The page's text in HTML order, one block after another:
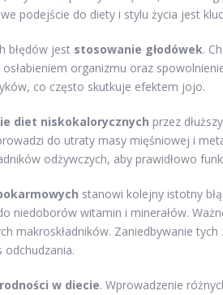
podejście do diety i stylu życia jest
błędów jest stosowanie głodówek.
organizmu oraz
co często skutkuje efektem jojo.
diet niskokalorycznych przez
do utraty masy mięśniowej i
odżywczych, aby prawidłowo
stanowi kolejny istotny
niedoborów witamin i minerałów.
makroskładników. Zaniedbywanie
odchudzania.
w diecie. Wprowadzenie